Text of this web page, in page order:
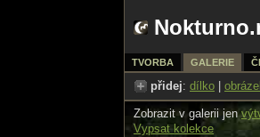
TVORBA GALERIE
přidej: dílko
Zobrazit v galerii jen
Vypsat kolekce